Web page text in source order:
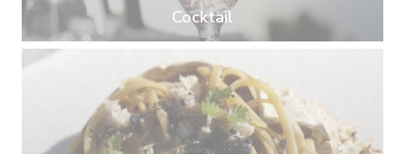
Cocktail